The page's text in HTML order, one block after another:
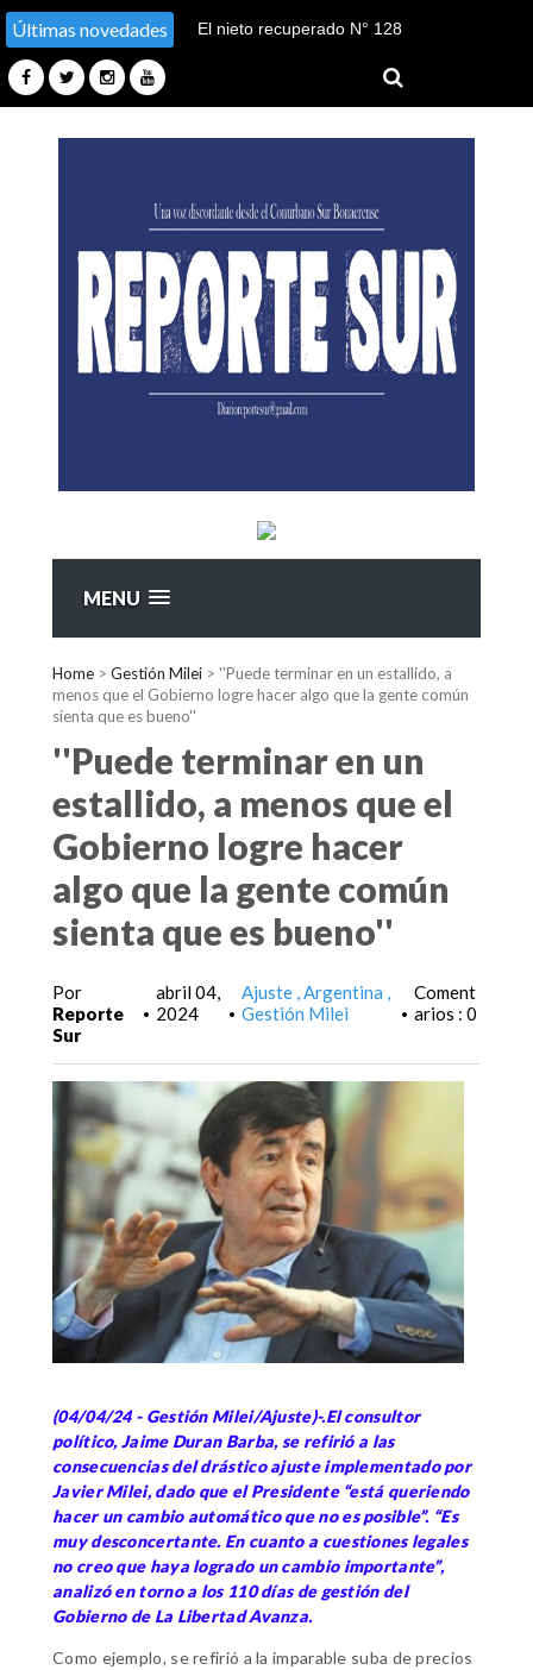
Últimas novedades
El nieto recuperado N° 128
sustracción y sustitución de
identidad en Tucumán
MENU
Home > Gestión Milei > ''Puede terminar en un estallido, a
menos que el Gobierno logre hacer algo que la gente común
sienta que es bueno''
''Puede terminar en un
estallido, a menos que el
Gobierno logre hacer
algo que la gente común
sienta que es bueno''
Por
Reporte
Sur
•
abril 04,
2024
•
Ajuste Argentina
Gestión Milei
•
Coment
arios : 0
(04/04/24 - Gestión Milei/Ajuste)-.El consultor
político, Jaime Duran Barba, se refirió a las
consecuencias del drástico ajuste implementado por
Javier Milei, dado que el Presidente “está queriendo
hacer un cambio automático que no es posible”. “Es
muy desconcertante. En cuanto a cuestiones legales
no creo que haya logrado un cambio importante”,
analizó en torno a los 110 días de gestión del
Gobierno de La Libertad Avanza.
Como ejemplo, se refirió a la imparable suba de precios